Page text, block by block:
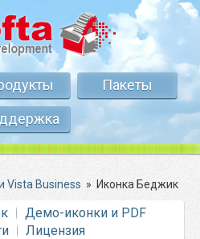
Пакеты
Vista Business » Иконка Беджик
Демо-иконки и PDF
Лицензия